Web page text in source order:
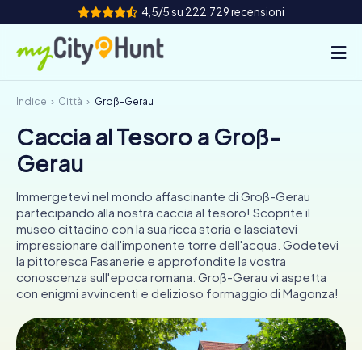
4,5/5 su 222.729 recensioni
Come funziona
Città
Team Building
Biglietti
INT AT CH
DE
ES
FR UK
IE
IT
NL
Indice Città Groß-Gerau
Caccia al Tesoro a Groß-
Gerau
Immergetevi nel mondo affascinante di Groß-Gerau
partecipando alla nostra caccia al tesoro! Scoprite il
museo cittadino con la sua ricca storia e lasciatevi
impressionare dall'imponente torre dell'acqua. Godetevi
la pittoresca Fasanerie e approfondite la vostra
conoscenza sull'epoca romana. Groß-Gerau vi aspetta
con enigmi avvincenti e delizioso formaggio di Magonza!